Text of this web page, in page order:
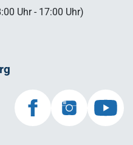
Uhr - 17:00 Uhr)